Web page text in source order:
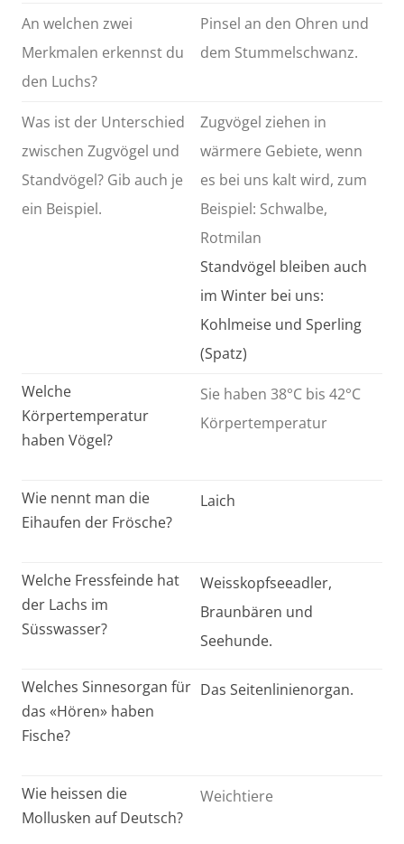
An welchen zwei
Merkmalen erkennst du
den Luchs?
Pinsel an den Ohren und
dem Stummelschwanz.
Was ist der Unterschied
zwischen Zugvögel und
Standvögel? Gib auch je
ein Beispiel.
Zugvögel ziehen in
wärmere Gebiete, wenn
es bei uns kalt wird, zum
Beispiel: Schwalbe,
Rotmilan
Standvögel bleiben auch
im Winter bei uns:
Kohlmeise und Sperling
(Spatz)
Welche
Körpertemperatur
haben Vögel?
Sie haben 38°C bis 42°C
Körpertemperatur
Wie nennt man die
Eihaufen der Frösche?
Laich
Welche Fressfeinde hat
der Lachs im
Süsswasser?
Weisskopfseeadler,
Braunbären und
Seehunde.
Welches Sinnesorgan für
das «Hören» haben
Fische?
Das Seitenlinienorgan.
Wie heissen die
Mollusken auf Deutsch?
Weichtiere